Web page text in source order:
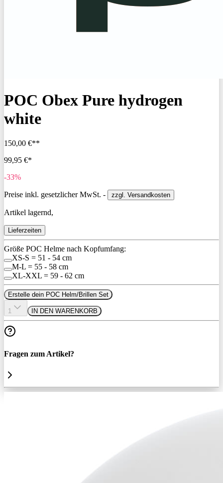
POC Obex Pure hydrogen
white
150,00 €**
99,95 €*
-33%
Preise inkl. gesetzlicher MwSt. - zzgl. Versandkosten
Artikel lagernd,
Lieferzeiten
Größe POC Helme nach Kopfumfang:
XS-S = 51 - 54 cm
M-L = 55 - 58 cm
XL-XXL = 59 - 62 cm
Erstelle dein POC Helm/Brillen Set
1 IN DEN WARENKORB
Fragen zum Artikel?